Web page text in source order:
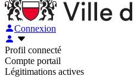
Connexion
Profil connecté
Compte portail
Légitimations actives